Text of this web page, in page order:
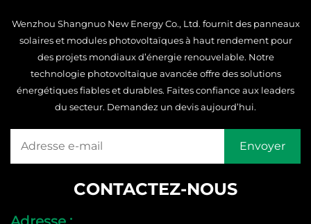
Wenzhou Shangnuo New Energy Co., Ltd. fournit des panneaux
solaires et modules photovoltaïques à haut rendement pour
des projets mondiaux d’énergie renouvelable. Notre
technologie photovoltaïque avancée offre des solutions
énergétiques fiables et durables. Faites confiance aux leaders
du secteur. Demandez un devis aujourd’hui.
CONTACTEZ-NOUS